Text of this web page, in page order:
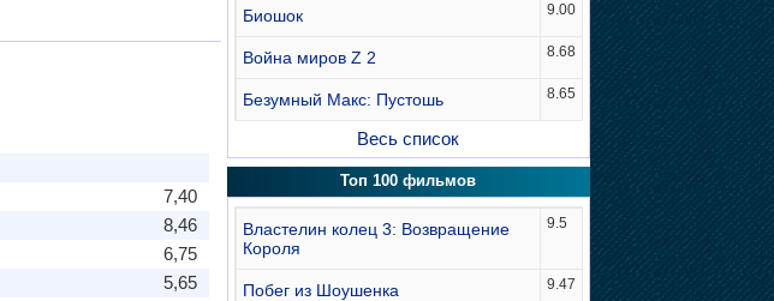
7,40
8,46
6,75
5,65
Биошок 9.00
Война миров Z 2 8.68
Безумный Макс: Пустошь 8.65
Весь список
Топ 100 фильмов
Властелин колец 3: Возвращение
Короля
9.5
Побег из Шоушенка 9.47